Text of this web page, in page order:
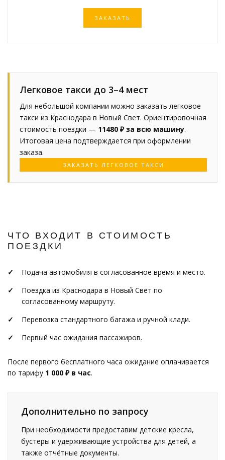
ЗАКАЗАТЬ
Легковое такси до 3–4 мест
Для небольшой компании можно заказать легковое
такси из Краснодара в Новый Свет. Ориентировочная
стоимость поездки — 11480 ₽ за всю машину.
Итоговая цена подтверждается при оформлении
заказа.
ЗАКАЗАТЬ ЛЕГКОВОЕ ТАКСИ
ЧТО ВХОДИТ В СТОИМОСТЬ
ПОЕЗДКИ
Подача автомобиля в согласованное время и место.
Поездка из Краснодара в Новый Свет по
согласованному маршруту.
Перевозка стандартного багажа и ручной клади.
Первый час ожидания пассажиров.
После первого бесплатного часа ожидание оплачивается
по тарифу 1 000 ₽ в час.
Дополнительно по запросу
При необходимости предоставим детские кресла,
бустеры и удерживающие устройства для детей, а
также отчётные документы.